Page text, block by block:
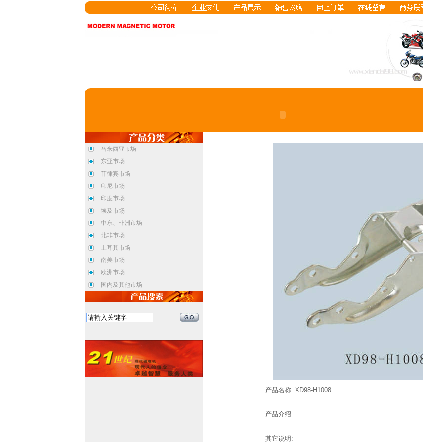
马来西亚市场
东亚市场
菲律宾市场
印尼市场
印度市场
埃及市场
中东、非洲市场
北非市场
土耳其市场
南美市场
欧洲市场
国内及其他市场
产品名称: XD98-H1008
产品介绍:
其它说明: